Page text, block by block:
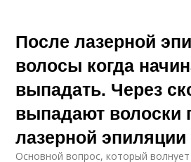
После лазерной
волосы когда
выпадать. Через
выпадают волоски
лазерной эпиляции
Основной вопрос, который